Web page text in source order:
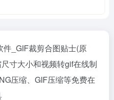
_GIF裁剪合图贴士(原
寸大小和视频转gif在线制
压缩、GIF压缩等免费在